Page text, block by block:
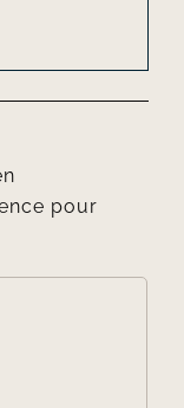
pour